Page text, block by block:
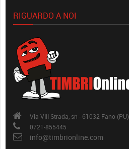
RIGUARDO A NOI
Via VIII Strada, sn - 61032 Fano (PU)
0721-855445
info@timbrionline.com